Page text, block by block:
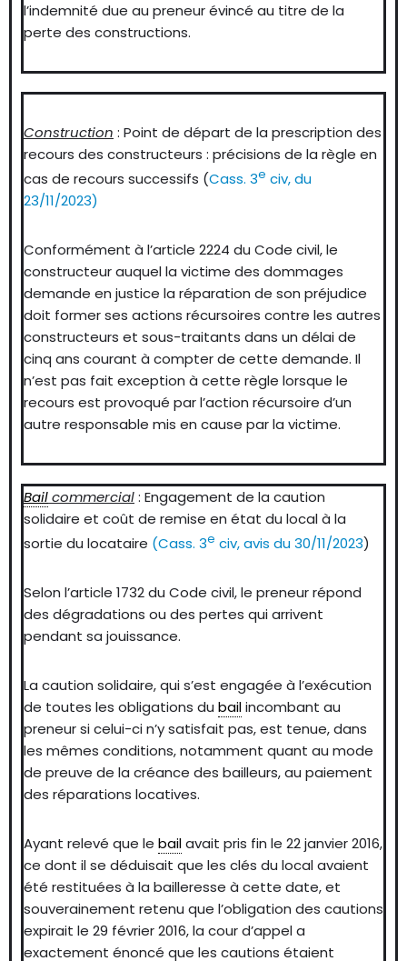
l’indemnité due au preneur évincé au titre de la
perte des constructions.
Construction : Point de départ de la prescription des
recours des constructeurs : précisions de la règle en
cas de recours successifs (Cass. 3e civ, du
23/11/2023)
Conformément à l’article 2224 du Code civil, le
constructeur auquel la victime des dommages
demande en justice la réparation de son préjudice
doit former ses actions récursoires contre les autres
constructeurs et sous-traitants dans un délai de
cinq ans courant à compter de cette demande. Il
n’est pas fait exception à cette règle lorsque le
recours est provoqué par l’action récursoire d’un
autre responsable mis en cause par la victime.
Bailcommercial: Engagement de la caution
solidaire et coût de remise en état du local à la
sortie du locataire (Cass. 3e civ, avis du 30/11/2023)
Selon l’article 1732 du Code civil, le preneur répond
des dégradations ou des pertes qui arrivent
pendant sa jouissance.
La caution solidaire, qui s’est engagée à l’exécution
de toutes les obligations du bailincombant au
preneur si celui-ci n’y satisfait pas, est tenue, dans
les mêmes conditions, notamment quant au mode
de preuve de la créance des bailleurs, au paiement
des réparations locatives.
Ayant relevé que le bailavait pris fin le 22 janvier 2016,
ce dont il se déduisait que les clés du local avaient
été restituées à la bailleresse à cette date, et
souverainement retenu que l’obligation des cautions
expirait le 29 février 2016, la cour d’appel a
exactement énoncé que les cautions étaient